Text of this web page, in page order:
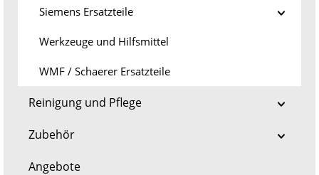
Siemens Ersatzteile
Werkzeuge und Hilfsmittel
WMF / Schaerer Ersatzteile
Reinigung und Pflege
Zubehör
Angebote